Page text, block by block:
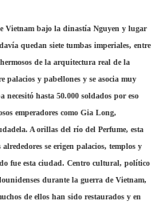
Vietnam bajo la dinastía Nguyen y lugar
quedan siete tumbas imperiales, entre
de la arquitectura real de la
palacios y pabellones y se asocia muy
hasta 50.000 soldados por eso
emperadores como Gia Long,
A orillas del río del Perfume, esta
se erigen palacios, templos y
fue esta ciudad. Centro cultural, político
durante la guerra de Vietnam,
de ellos han sido restaurados y en